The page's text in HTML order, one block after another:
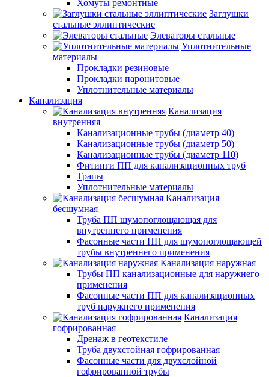
Хомуты ремонтные
Заглушки
стальные эллиптические
Элеваторы стальные
Уплотнительные
материалы
Прокладки резиновые
Прокладки паронитовые
Уплотнительные материалы
Канализация
Канализация
внутренняя
Канализационные трубы (диаметр 40)
Канализационные трубы (диаметр 50)
Канализационные трубы (диаметр 110)
Фитинги ПП для канализационных труб
Трапы
Уплотнительные материалы
Канализация
бесшумная
Труба ПП шумопоглощающая для
внутреннего применения
Фасонные части ПП для шумопоглощающей
трубы внутреннего применения
Канализация наружная
Трубы ПП канализационные для наружнего
применения
Фасонные части ПП для канализационных
труб наружнего применения
Канализация
гофрированная
Дренаж в геотекстиле
Труба двухстойная гофрированная
Фасонные части для двухслойной
гофрированной трубы